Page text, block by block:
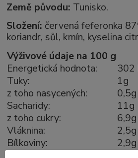
Země původu: Tunisko.
Složení: červená feferonka
koriandr, sůl, kmín, kyselina
Výživové údaje na 100 g
Energetická hodnota:
302
Tuky:
1g
z toho nasycených:
0,5g
Sacharidy:
11g
z toho cukry:
6,9g
Vláknina:
2,5g
Bílkoviny:
2,9g